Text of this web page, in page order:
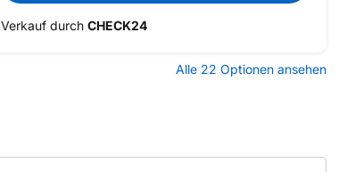
Verkauf durch CHECK24
Alle 22 Optionen ansehen